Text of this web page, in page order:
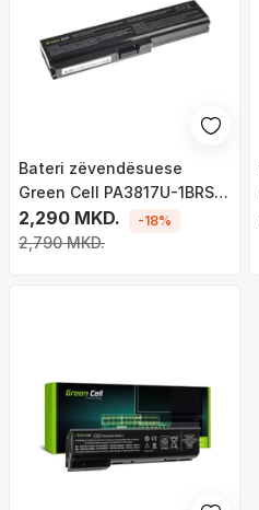
Bateri zëvendësuese
Green Cell PA3817U-1BRS
për laptopë Toshiba
Satellite C650 C655 C660
2,290 MKD.
2,790 MKD.
-18%